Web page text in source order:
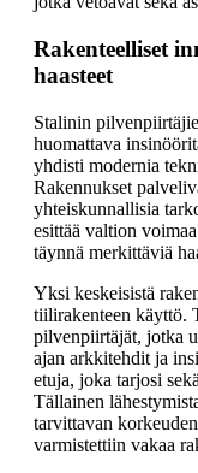
Rakenteelliset
haasteet
Stalinin
huomattava
yhdisti modernia
Rakennukset
yhteiskunnallisia
esittää valtion
täynnä merkittäviä
Yksi keskeisistä
tiilirakenteen käyttö.
pilvenpiirtäjät, jotka
ajan arkkitehdit ja
etuja, joka tarjosi
Tällainen
tarvittavan
varmistettiin vakaa